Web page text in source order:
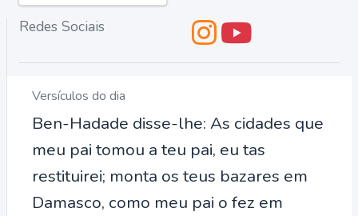
Redes Sociais
Versículos do dia
Ben-Hadade disse-lhe: As cidades que
meu pai tomou a teu pai, eu tas
restituirei; monta os teus bazares em
Damasco, como meu pai o fez em